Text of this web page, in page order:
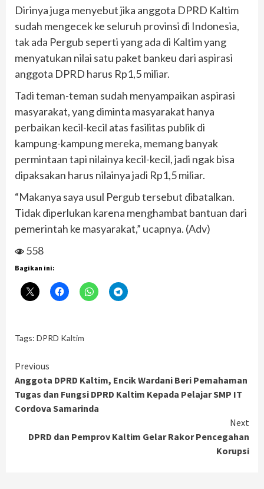
Dirinya juga menyebut jika anggota DPRD Kaltim
sudah mengecek ke seluruh provinsi di Indonesia,
tak ada Pergub seperti yang ada di Kaltim yang
menyatukan nilai satu paket bankeu dari aspirasi
anggota DPRD harus Rp1,5 miliar.
Tadi teman-teman sudah menyampaikan aspirasi
masyarakat, yang diminta masyarakat hanya
perbaikan kecil-kecil atas fasilitas publik di
kampung-kampung mereka, memang banyak
permintaan tapi nilainya kecil-kecil, jadi ngak bisa
dipaksakan harus nilainya jadi Rp1,5 miliar.
“Makanya saya usul Pergub tersebut dibatalkan.
Tidak diperlukan karena menghambat bantuan dari
pemerintah ke masyarakat,” ucapnya. (Adv)
558
Bagikan ini:
Tags: DPRD Kaltim
Continue
Reading
Previous
Anggota DPRD Kaltim, Encik Wardani Beri Pemahaman
Tugas dan Fungsi DPRD Kaltim Kepada Pelajar SMP IT
Cordova Samarinda
Next
DPRD dan Pemprov Kaltim Gelar Rakor Pencegahan
Korupsi